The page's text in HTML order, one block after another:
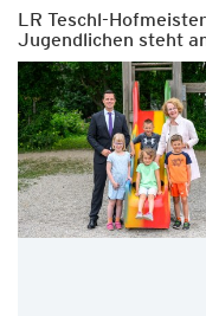
LR Teschl-
Jugendlichen steht